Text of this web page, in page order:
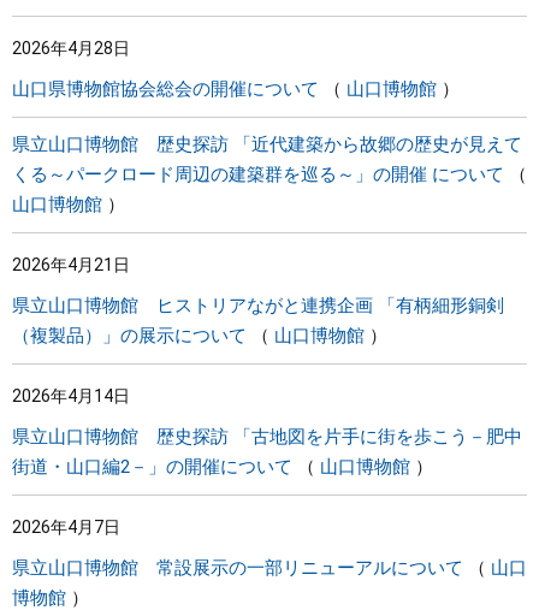
2026年4月28日
山口県博物館協会総会の開催について 山口博物館
県立山口博物館 歴史探訪 「近代建築から故郷の歴史が見えて
くる～パークロード周辺の建築群を巡る～」の開催 について
山口博物館
2026年4月21日
県立山口博物館 ヒストリアながと連携企画 「有柄細形銅剣
（複製品）」の展示について
山口博物館
2026年4月14日
県立山口博物館 歴史探訪 「古地図を片手に街を歩こう－肥中
街道・山口編2－」の開催について
山口博物館
2026年4月7日
県立山口博物館 常設展示の一部リニューアルについて
山口
博物館